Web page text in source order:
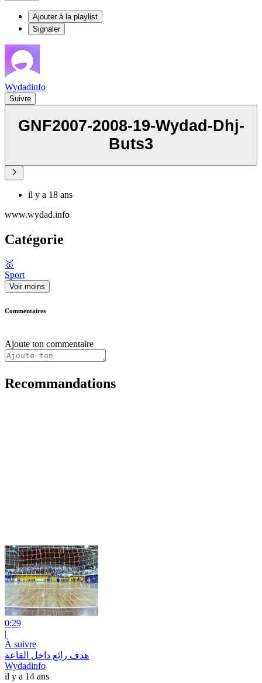
Ajouter à la playlist
Signaler
Wydadinfo
Suivre
GNF2007-2008-19-Wydad-Dhj-
Buts3
il y a 18 ans
www.wydad.info
Catégorie
🥇
Sport
Voir moins
Commentaires
Ajoute ton commentaire
Recommandations
0:29
|
À suivre
هدف رائع داخل القاعة
Wydadinfo
il y a 14 ans